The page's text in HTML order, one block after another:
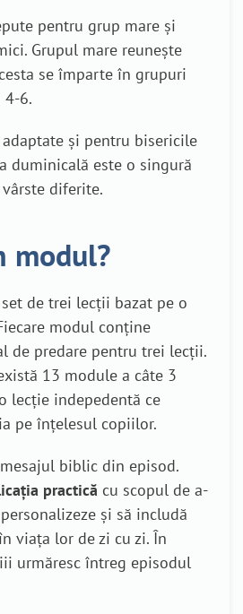
pentru grup mare și
Grupul mare reunește
se împarte în grupuri
4-6.
și pentru bisericile
duminicală este o singură
diferite.
modul?
de trei lecții bazat pe o
modul conține
de predare pentru trei lecții.
13 module a câte 3
lecție indepedentă ce
pe înțelesul copiilor.
biblic din episod.
practică cu scopul de a-
și să includă
viața lor de zi cu zi. În
urmăresc întreg episodul